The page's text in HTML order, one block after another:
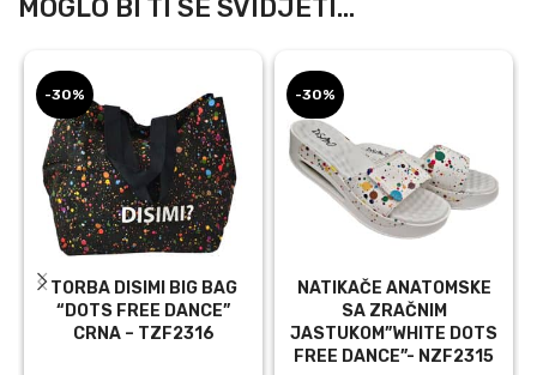
MOGLO BI TI SE SVIDJETI...
-30%
TORBA DISIMI BIG BAG
“DOTS FREE DANCE”
CRNA – TZF2316
-30%
NATIKAČE ANATOMSKE
SA ZRAČNIM
JASTUKOM”WHITE DOTS
FREE DANCE”- NZF2315